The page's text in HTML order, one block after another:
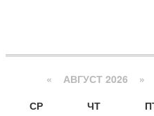
« АВГУСТ 2026 »
СР ЧТ